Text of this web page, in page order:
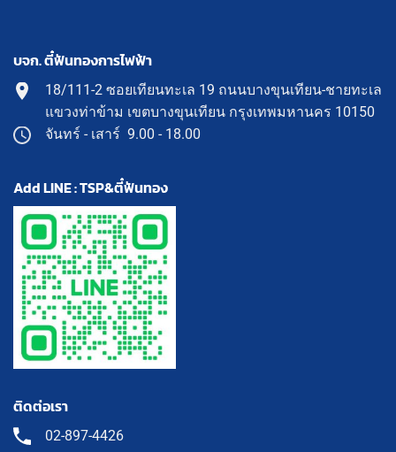
บจก. ตี๋ฟันทองการไฟฟ้า
18/111-2 ซอยเทียนทะเล 19 ถนนบางขุนเทียน-ชายทะเล
แขวงท่าข้าม เขตบางขุนเทียน กรุงเทพมหานคร 10150
จันทร์ - เสาร์ 9.00 - 18.00
Add LINE : TSP&ตี๋ฟันทอง
ติดต่อเรา
02-897-4426